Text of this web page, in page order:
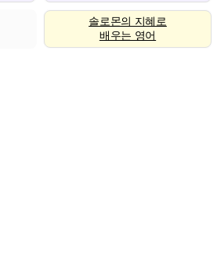
솔로몬의 지혜로
배우는 영어